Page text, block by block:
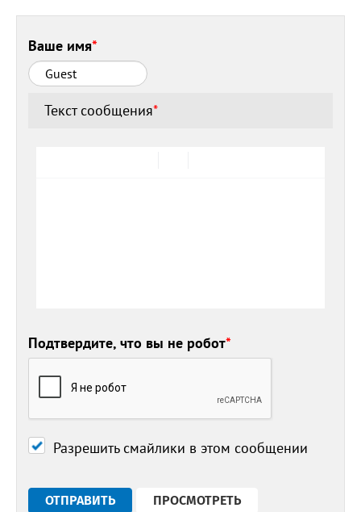
Ваше имя*
Текст сообщения*
Подтвердите, что вы не робот*
Разрешить смайлики в этом сообщении